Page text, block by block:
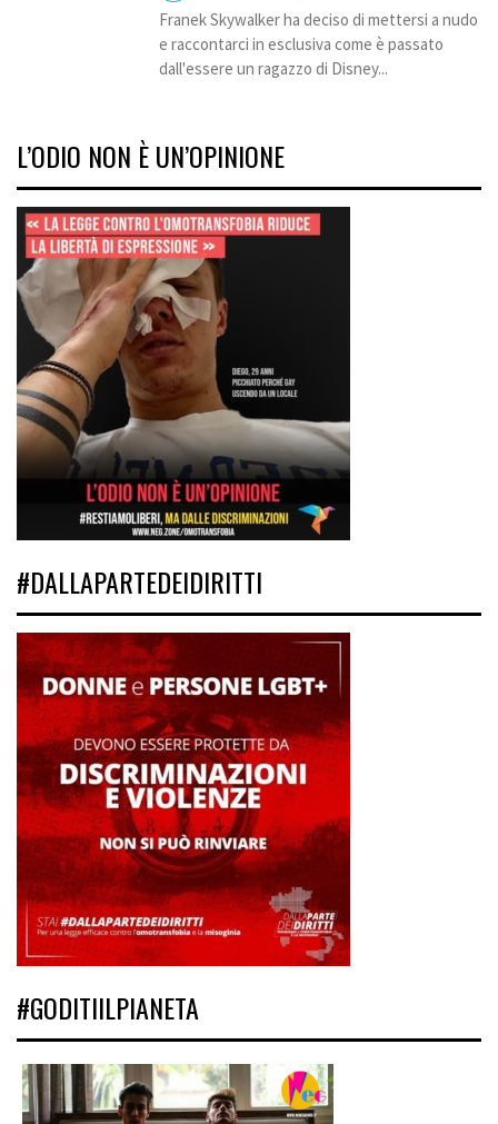
Franek Skywalker ha deciso di mettersi a nudo
e raccontarci in esclusiva come è passato
dall'essere un ragazzo di Disney...
L’ODIO NON È UN’OPINIONE
#DALLAPARTEDEIDIRITTI
#GODITIILPIANETA